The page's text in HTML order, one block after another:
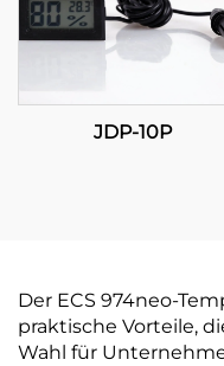
JDP-10P
Der ECS 974neo-
praktische Vorteile,
Wahl für